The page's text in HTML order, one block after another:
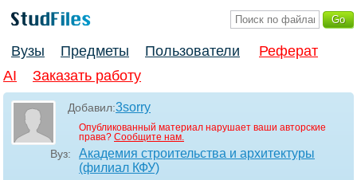
Вузы Предметы Пользователи
Реферат
AI
Заказать работу
Добавил:3sorry
Опубликованный материал нарушает ваши авторские
права? Сообщите нам.
Вуз:
Академия строительства и архитектуры
(филиал КФУ)